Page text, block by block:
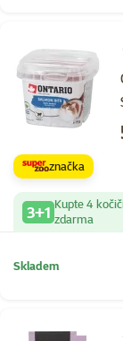
značka
3+1 Kupte 4
zdarma
Skladem